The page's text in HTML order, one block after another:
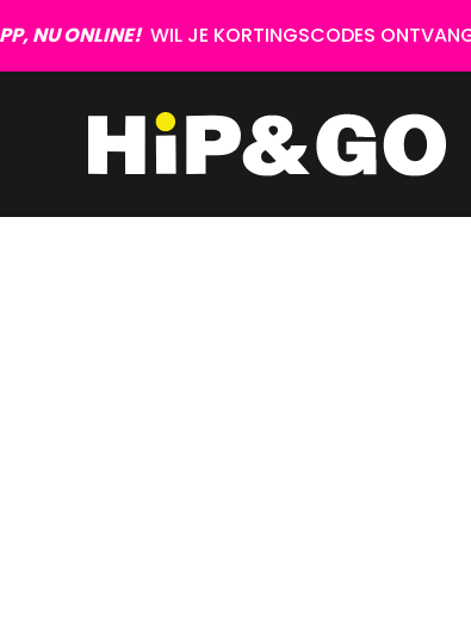
NU ONLINE! WIL JE KORTINGSCODES